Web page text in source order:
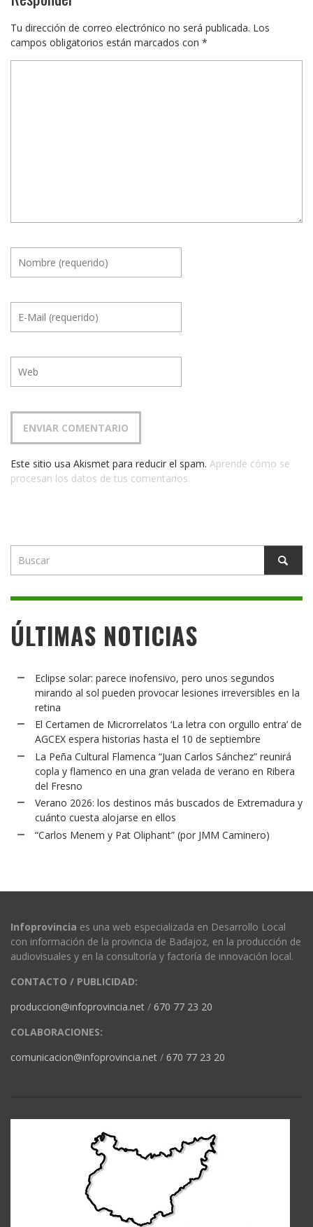
Tu dirección de correo electrónico no será publicada. Los
campos obligatorios están marcados con *
Este sitio usa Akismet para reducir el spam. Aprende cómo se
procesan los datos de tus comentarios.
ÚLTIMAS NOTICIAS
Eclipse solar: parece inofensivo, pero unos segundos
mirando al sol pueden provocar lesiones irreversibles en la
retina
El Certamen de Microrrelatos ‘La letra con orgullo entra’ de
AGCEX espera historias hasta el 10 de septiembre
La Peña Cultural Flamenca “Juan Carlos Sánchez” reunirá
copla y flamenco en una gran velada de verano en Ribera
del Fresno
Verano 2026: los destinos más buscados de Extremadura y
cuánto cuesta alojarse en ellos
“Carlos Menem y Pat Oliphant” (por JMM Caminero)
Infoprovincia es una web especializada en Desarrollo Local
con información de la provincia de Badajoz, en la producción de
audiovisuales y en la consultoría y factoría de innovación local.
CONTACTO / PUBLICIDAD:
produccion@infoprovincia.net / 670 77 23 20
COLABORACIONES:
comunicacion@infoprovincia.net / 670 77 23 20